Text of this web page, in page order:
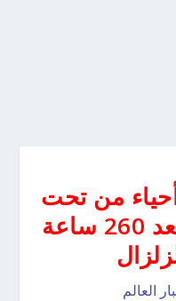
أحياء من تحت
الأنقاض في تركيا بعد 260 ساعة
العالم